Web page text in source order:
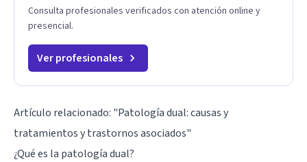
Consulta profesionales verificados con atención online y
presencial.
Ver profesionales
Artículo relacionado: "Patología dual: causas y
tratamientos y trastornos asociados"
¿Qué es la patología dual?